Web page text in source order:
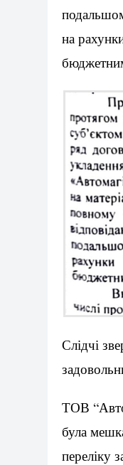
на
Слідчі
ТОВ
була
переліку